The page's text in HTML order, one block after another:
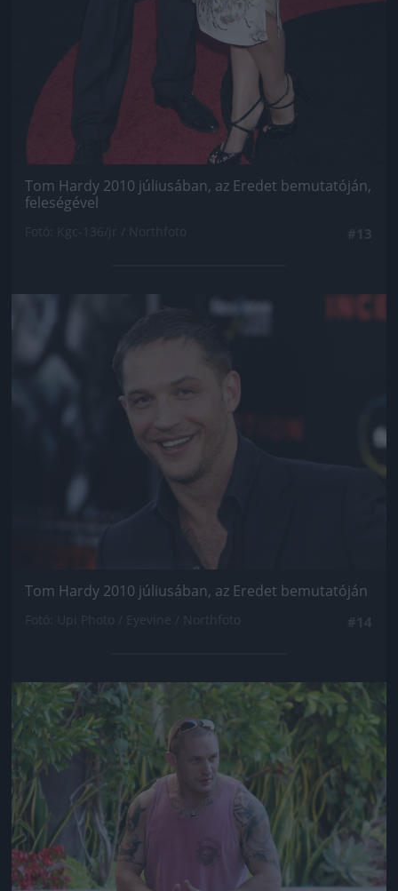
Tom Hardy 2010 júliusában, az Eredet bemutatóján,
feleségével
Jön még kép!
Tom Hardy 2010 júliusában, az Eredet bemutatóján
Jön még kép!